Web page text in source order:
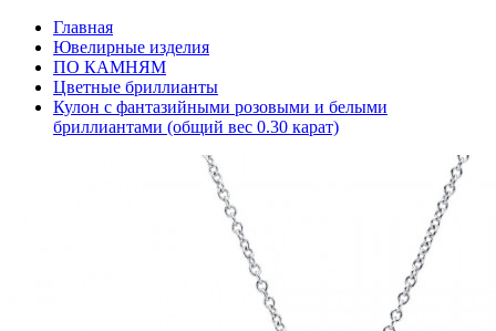
Главная
Ювелирные изделия
ПО КАМНЯМ
Цветные бриллианты
Кулон с фантазийными розовыми и белыми
бриллиантами (общий вес 0.30 карат)